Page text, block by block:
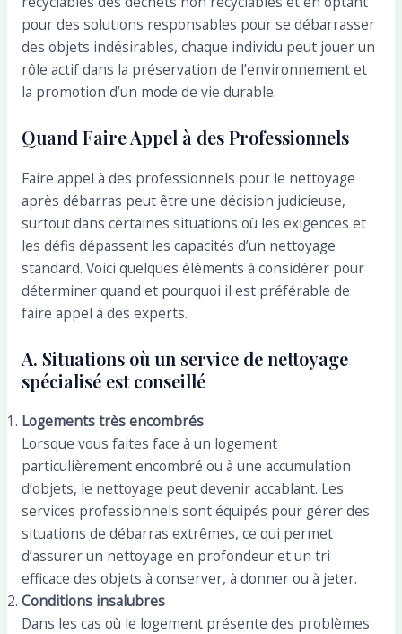
pour des solutions responsables pour se débarrasser
des objets indésirables, chaque individu peut jouer un
rôle actif dans la préservation de l’environnement et
la promotion d’un mode de vie durable.
Quand Faire Appel à des Professionnels
Faire appel à des professionnels pour le nettoyage
après débarras peut être une décision judicieuse,
surtout dans certaines situations où les exigences et
les défis dépassent les capacités d’un nettoyage
standard. Voici quelques éléments à considérer pour
déterminer quand et pourquoi il est préférable de
faire appel à des experts.
A. Situations où un service de nettoyage
spécialisé est conseillé
Logements très encombrés
Lorsque vous faites face à un logement
particulièrement encombré ou à une accumulation
d’objets, le nettoyage peut devenir accablant. Les
services professionnels sont équipés pour gérer des
situations de débarras extrêmes, ce qui permet
d’assurer un nettoyage en profondeur et un tri
efficace des objets à conserver, à donner ou à jeter.
Conditions insalubres
Dans les cas où le logement présente des problèmes